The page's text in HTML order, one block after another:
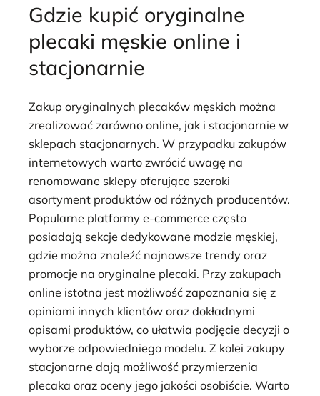
Gdzie kupić oryginalne
plecaki męskie online i
stacjonarnie
Zakup oryginalnych plecaków męskich można
zrealizować zarówno online, jak i stacjonarnie w
sklepach stacjonarnych. W przypadku zakupów
internetowych warto zwrócić uwagę na
renomowane sklepy oferujące szeroki
asortyment produktów od różnych producentów.
Popularne platformy e-commerce często
posiadają sekcje dedykowane modzie męskiej,
gdzie można znaleźć najnowsze trendy oraz
promocje na oryginalne plecaki. Przy zakupach
online istotna jest możliwość zapoznania się z
opiniami innych klientów oraz dokładnymi
opisami produktów, co ułatwia podjęcie decyzji o
wyborze odpowiedniego modelu. Z kolei zakupy
stacjonarne dają możliwość przymierzenia
plecaka oraz oceny jego jakości osobiście. Warto